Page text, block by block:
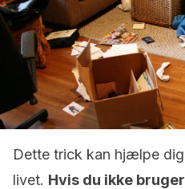
Dette trick kan hjælpe
livet. Hvis du ikke